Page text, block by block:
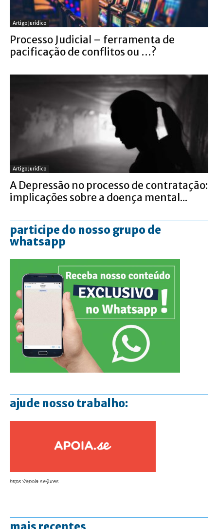
Artigo Jurídico
Processo Judicial – ferramenta de
pacificação de conflitos ou …?
Artigo Jurídico
A Depressão no processo de contratação:
implicações sobre a doença mental...
participe do nosso grupo de
whatsapp
ajude nosso trabalho:
https://apoia.se/jures